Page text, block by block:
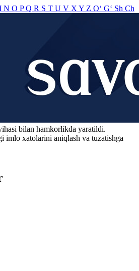
N O PQ R S T U V X Y Z O‘ G‘ Sh Ch
bilan hamkorlikda yaratildi.
imlo xatolarini aniqlash va tuzatishga